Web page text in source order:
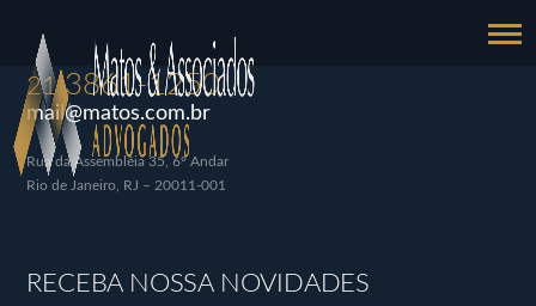
213861-1250
mail@matos.com.br
Rua da Assembléia 35, 6º Andar
Rio de Janeiro, RJ – 20011-001
RECEBA NOSSA NOVIDADES